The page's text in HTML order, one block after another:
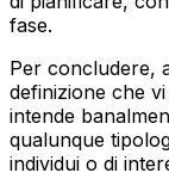
fase.
Per concludere,
definizione che
intende
qualunque
individui o di